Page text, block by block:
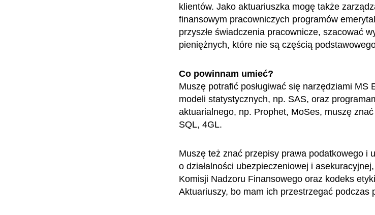
klientów. Jako aktuariuszka mogę także
finansowym pracowniczych programów
przyszłe świadczenia pracownicze, szacować
pieniężnych, które nie są częścią
Co powinnam umieć?
Muszę potrafić posługiwać się narzędziami MS
modeli statystycznych, np. SAS, oraz
aktuarialnego, np. Prophet, MoSes, muszę
SQL, 4GL.
Muszę też znać przepisy prawa podatkowego i
o działalności ubezpieczeniowej i
Komisji Nadzoru Finansowego oraz kodeks
Aktuariuszy, bo mam ich przestrzegać podczas